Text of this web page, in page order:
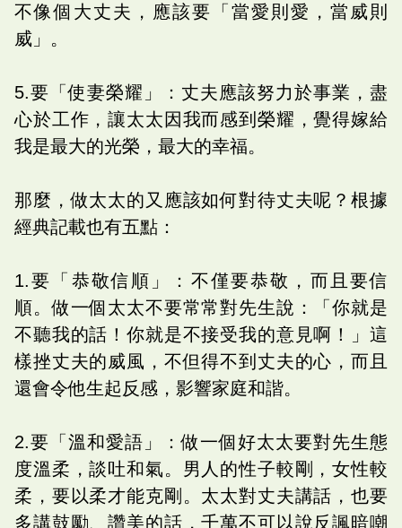
不像個大丈夫，應該要「當愛則愛，當威則
威」。
5.要「使妻榮耀」：丈夫應該努力於事業，盡
心於工作，讓太太因我而感到榮耀，覺得嫁給
我是最大的光榮，最大的幸福。
那麼，做太太的又應該如何對待丈夫呢？根據
經典記載也有五點：
1.要「恭敬信順」：不僅要恭敬，而且要信
順。做一個太太不要常常對先生說：「你就是
不聽我的話！你就是不接受我的意見啊！」這
樣挫丈夫的威風，不但得不到丈夫的心，而且
還會令他生起反感，影響家庭和諧。
2.要「溫和愛語」：做一個好太太要對先生態
度溫柔，談吐和氣。男人的性子較剛，女性較
柔，要以柔才能克剛。太太對丈夫講話，也要
多講鼓勵、讚美的話，千萬不可以說反諷暗嘲